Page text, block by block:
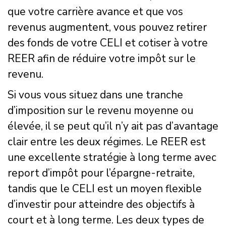
que votre carrière avance et que vos
revenus augmentent, vous pouvez retirer
des fonds de votre CELI et cotiser à votre
REER afin de réduire votre impôt sur le
revenu.
Si vous vous situez dans une tranche
d’imposition sur le revenu moyenne ou
élevée, il se peut qu’il n’y ait pas d’avantage
clair entre les deux régimes. Le REER est
une excellente stratégie à long terme avec
report d’impôt pour l’épargne-retraite,
tandis que le CELI est un moyen flexible
d’investir pour atteindre des objectifs à
court et à long terme. Les deux types de